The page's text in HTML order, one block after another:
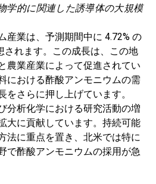
学的に関連した誘導体の大規模
産業は、予測期間中に 4.72% の
されます。この成長は、この地
農業産業によって促進されてい
における酢酸アンモニウムの需
をさらに押し上げています。
分析化学における研究活動の増
大に貢献しています。持続可能
法に重点を置き、北米では特に
で酢酸アンモニウムの採用が急